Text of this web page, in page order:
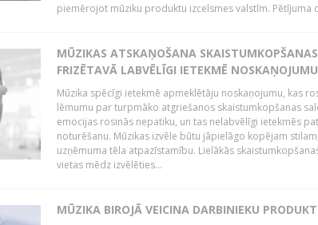
piemērojot mūziku produktu izcelsmes valstīm. Pētījuma
MŪZIKAS ATSKAŅOŠANA
FRIZĒTAVĀ LABVĒLĪGI IETEKMĒ NOSKAŅOJUMU
Mūzika spēcīgi ietekmē apmeklētāju noskaņojumu, kas
lēmumu par turpmāko atgriešanos skaistumkopšanas
emocijas rosinās nepatiku, un tas nelabvēlīgi ietekmēs
noturēšanu. Mūzikas izvēle būtu jāpielāgo kopējam
uzņēmuma tēla atpazīstamību. Lielākās
vietas mēdz izvēlēties...
MŪZIKA BIROJĀ VEICINA DARBINIEKU